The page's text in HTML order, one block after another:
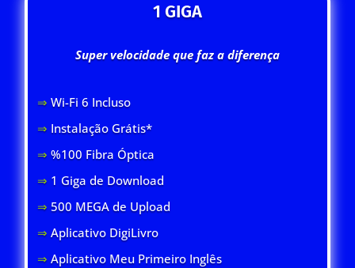
1 GIGA
Super velocidade que faz a diferença
⇒ Wi-Fi 6 Incluso
⇒ Instalação Grátis*
⇒ %100 Fibra Óptica
⇒ 1 Giga de Download
⇒ 500 MEGA de Upload
⇒Aplicativo DigiLivro
⇒Aplicativo Meu Primeiro Inglês